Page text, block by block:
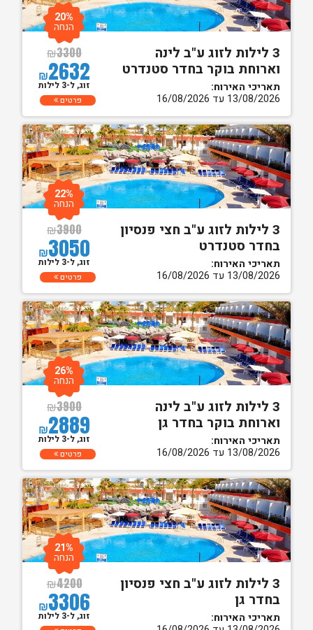
3 לילות לזוג ע"ב לינה
וארוחת בוקר בחדר סטנדרט
תאריכי האירוח:
13/08/2026 עד 16/08/2026
₪3300
₪2632
20%
הנחה
זוג, ל-3 לילות
פרטים
3 לילות לזוג ע"ב חצי פנסיון
בחדר סטנדרט
תאריכי האירוח:
13/08/2026 עד 16/08/2026
₪3900
₪3050
22%
הנחה
זוג, ל-3 לילות
פרטים
3 לילות לזוג ע"ב לינה
וארוחת בוקר בחדר גן
תאריכי האירוח:
13/08/2026 עד 16/08/2026
₪3900
₪2889
26%
הנחה
זוג, ל-3 לילות
פרטים
3 לילות לזוג ע"ב חצי פנסיון
בחדר גן
תאריכי האירוח:
₪4200
₪3306
21%
הנחה
זוג, ל-3 לילות